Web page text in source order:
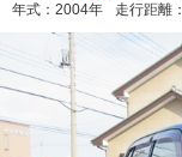
年式： 2004年 走行距離：